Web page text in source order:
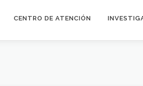
CENTRO DE ATENCIÓN